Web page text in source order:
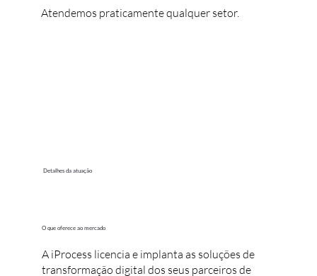
Detalhes da atuação
O que oferece ao mercado
A iProcess licencia e implanta as soluções de
transformação digital dos seus parceiros de
Atendemos praticamente qualquer setor.